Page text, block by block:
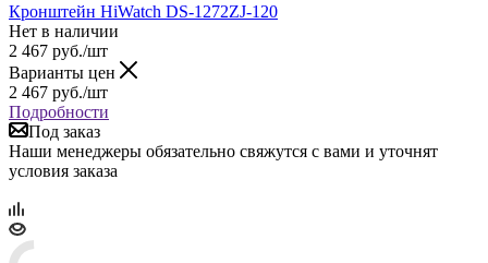
Кронштейн HiWatch DS-1272ZJ-120
Нет в наличии
2 467 руб./шт
Варианты цен
2 467 руб./шт
Подробности
Под заказ
Наши менеджеры обязательно свяжутся с вами и уточнят
условия заказа